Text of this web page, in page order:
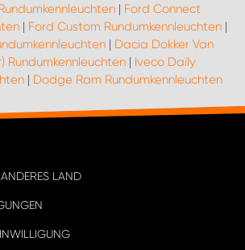
| Ford Connect
| Ford Custom Rundumkennleuchten |
| Dacia Dokker Van
Rundumkennleuchten | Iveco Daily
| Dodge Ram Rundumkennleuchten
LAND